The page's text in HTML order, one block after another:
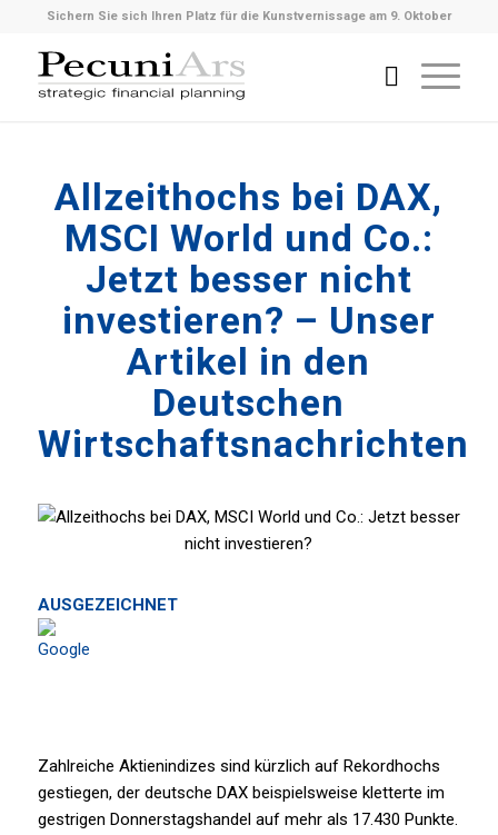
Sichern Sie sich Ihren Platz für die Kunstvernissage am 9. Oktober
Allzeithochs bei DAX,
MSCI World und Co.:
Jetzt besser nicht
investieren? – Unser
Artikel in den
Deutschen
Wirtschaftsnachrichten
AUSGEZEICHNET
Zahlreiche Aktienindizes sind kürzlich auf Rekordhochs
gestiegen, der deutsche DAX beispielsweise kletterte im
gestrigen Donnerstagshandel auf mehr als 17.430 Punkte.